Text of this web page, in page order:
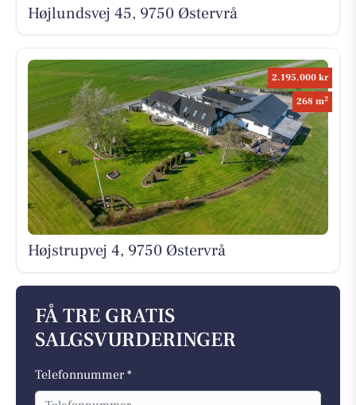
Højlundsvej 45, 9750 Østervrå
2.195.000 kr
268 m2
Højstrupvej 4, 9750 Østervrå
FÅ TRE GRATIS
SALGSVURDERINGER
Telefonnummer *